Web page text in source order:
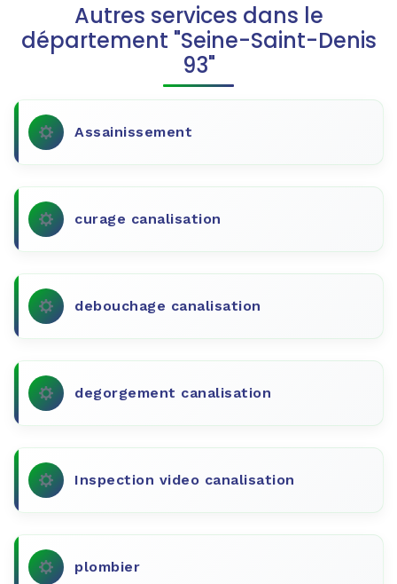
Autres services dans le
département "Seine-Saint-Denis
93"
Assainissement
curage canalisation
debouchage canalisation
degorgement canalisation
Inspection video canalisation
plombier